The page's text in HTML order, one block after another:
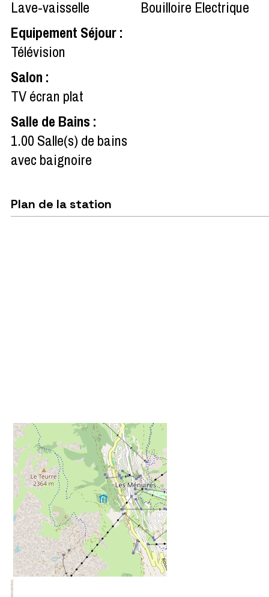
Lave-vaisselle
Bouilloire Electrique
Equipement Séjour:
Télévision
Salon :
TV écran plat
Salle de Bains :
1.00 Salle(s) de bains
avec baignoire
Plan de la station